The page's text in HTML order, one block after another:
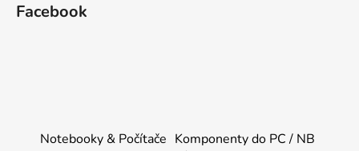
Facebook
Notebooky & Počítače Komponenty do PC / NB